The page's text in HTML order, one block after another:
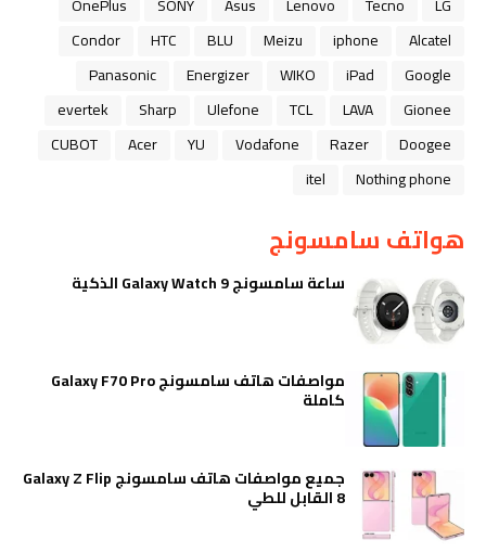
Alcatel
iphone
Meizu
BLU
HTC
Condor
Google
iPad
WIKO
Energizer
Panasonic
Gionee
LAVA
TCL
Ulefone
Sharp
evertek
Doogee
Razer
Vodafone
YU
Acer
CUBOT
Nothing phone
itel
هواتف سامسونج
ساعة سامسونج Galaxy Watch 9 الذكية
مواصفات هاتف سامسونج Galaxy F70 Pro
كاملة
جميع مواصفات هاتف سامسونج Galaxy Z Flip
8 القابل للطي